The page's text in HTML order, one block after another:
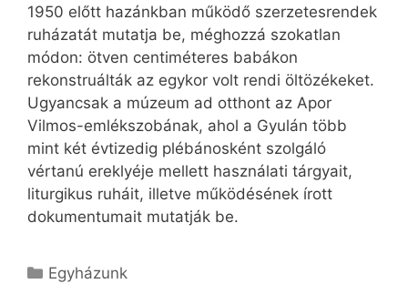
1950 előtt hazánkban működő szerzetesrendek
ruházatát mutatja be, méghozzá szokatlan
módon: ötven centiméteres babákon
rekonstruálták az egykor volt rendi öltözékeket.
Ugyancsak a múzeum ad otthont az Apor
Vilmos-emlékszobának, ahol a Gyulán több
mint két évtizedig plébánosként szolgáló
vértanú ereklyéje mellett használati tárgyait,
liturgikus ruháit, illetve működésének írott
dokumentumait mutatják be.
Kategória
Egyházunk